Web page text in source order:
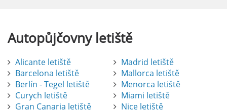
Autopůjčovnyletiště
Alicante letiště
Barcelona letiště
Berlín - Tegel letiště
Curych letiště
Gran Canaria letiště
Madrid letiště
Mallorca letiště
Menorca letiště
Miami letiště
Nice letiště